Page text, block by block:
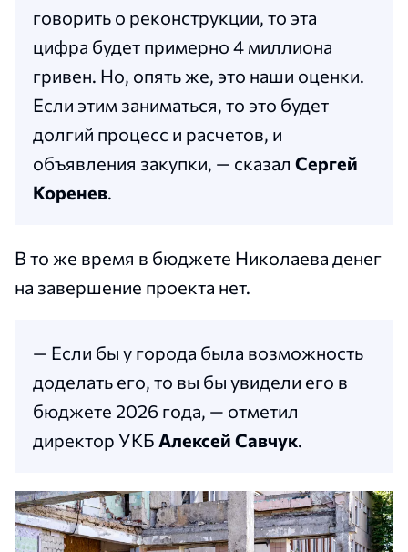
говорить о реконструкции, то эта
цифра будет примерно 4 миллиона
гривен. Но, опять же, это наши оценки.
Если этим заниматься, то это будет
долгий процесс и расчетов, и
объявления закупки, — сказал Сергей
Коренев.
В то же время в бюджете Николаева денег
на завершение проекта нет.
— Если бы у города была возможность
доделать его, то вы бы увидели его в
бюджете 2026 года, — отметил
директор УКБ Алексей Савчук.